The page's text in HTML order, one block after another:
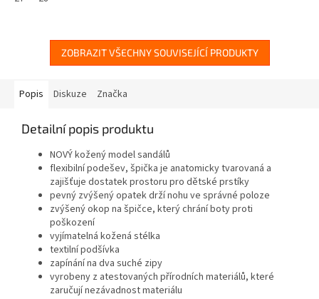
ZOBRAZIT VŠECHNY SOUVISEJÍCÍ PRODUKTY
Popis Diskuze Značka
Detailní popis produktu
NOVÝ kožený model sandálů
flexibilní podešev, špička je anatomicky tvarovaná a
zajišťuje dostatek prostoru pro dětské prstíky
pevný zvýšený opatek drží nohu ve správné poloze
zvýšený okop na špičce, který chrání boty proti
poškození
vyjímatelná kožená stélka
textilní podšívka
zapínání na dva suché zipy
vyrobeny z atestovaných přírodních materiálů, které
zaručují nezávadnost materiálu